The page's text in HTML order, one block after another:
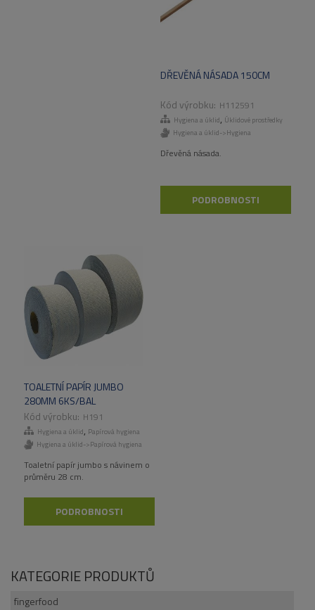
DŘEVĚNÁ NÁSADA 150CM
H112591
Hygiena a úklid, Úklidové prostředky
Hygiena a úklid->Hygiena
Dřevěná násada.
PODROBNOSTI
TOALETNÍ PAPÍR JUMBO
280MM 6KS/BAL
H191
Hygiena a úklid, Papírová hygiena
Hygiena a úklid->Papírová hygiena
Toaletní papír jumbo s návinem o
průměru 28 cm.
PODROBNOSTI
KATEGORIE PRODUKTŮ
fingerfood